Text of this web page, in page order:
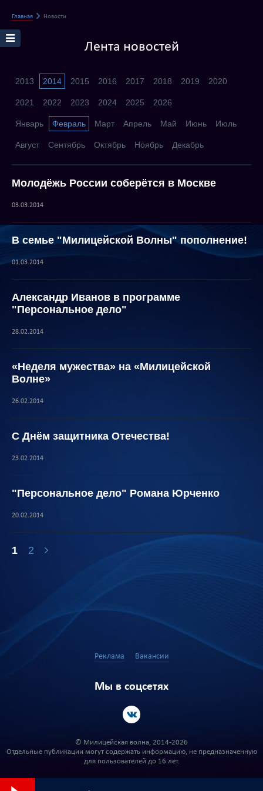
Главная Новости
Лента новостей
2013 2014 2015 2016 2017 2018 2019 2020
2021 2022 2023 2024 2025 2026
Январь Февраль Март Апрель Май Июнь Июль
Август Сентябрь Октябрь Ноябрь Декабрь
Молодёжь России соберётся в Москве
03.03.2014
В семье "Милицейской Волны" пополнение!
01.03.2014
Александр Иванов в программе
"Персональное дело"
28.02.2014
«Неделя мужества» на «Милицейской
Волне»
26.02.2014
С Днём защитника Отечества!
23.02.2014
"Персональное дело" Романа Юрченко
20.02.2014
1 2
Реклама Вакансии
Мы в соцсетях
© Милицейская волна, 2014-2026
Отдельные публикации могут содержать информацию, не предназначенную
для пользователей до 16 лет.